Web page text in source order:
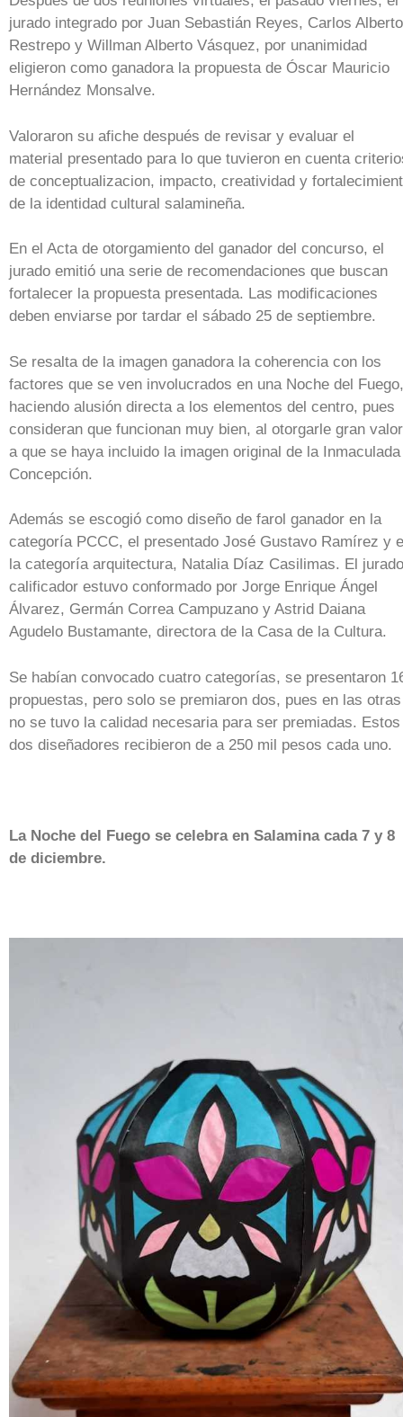
jurado integrado por Juan Sebastián Reyes, Carlos Alberto
Restrepo y Willman Alberto Vásquez, por unanimidad
eligieron como ganadora la propuesta de Óscar Mauricio
Hernández Monsalve.
Valoraron su afiche después de revisar y evaluar el
material presentado para lo que tuvieron en cuenta
de conceptualizacion, impacto, creatividad y
de la identidad cultural salamineña.
En el Acta de otorgamiento del ganador del concurso, el
jurado emitió una serie de recomendaciones que buscan
fortalecer la propuesta presentada. Las modificaciones
deben enviarse por tardar el sábado 25 de septiembre.
Se resalta de la imagen ganadora la coherencia con los
factores que se ven involucrados en una Noche del Fuego,
haciendo alusión directa a los elementos del centro, pues
consideran que funcionan muy bien, al otorgarle gran valor
a que se haya incluido la imagen original de la Inmaculada
Concepción.
Además se escogió como diseño de farol ganador en la
categoría PCCC, el presentado José Gustavo Ramírez y
la categoría arquitectura, Natalia Díaz Casilimas. El jurado
calificador estuvo conformado por Jorge Enrique Ángel
Álvarez, Germán Correa Campuzano y Astrid Daiana
Agudelo Bustamante, directora de la Casa de la Cultura.
Se habían convocado cuatro categorías, se presentaron
propuestas, pero solo se premiaron dos, pues en las otras
no se tuvo la calidad necesaria para ser premiadas. Estos
dos diseñadores recibieron de a 250 mil pesos cada uno.
La Noche del Fuego se celebra en Salamina cada 7 y 8
de diciembre.